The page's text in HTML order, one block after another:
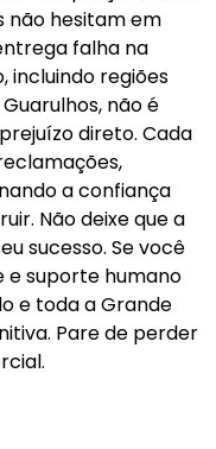
não hesitam em
falha na
incluindo regiões
não é
direto. Cada
a confiança
Não deixe que a
sucesso. Se você
e suporte humano
e toda a Grande
Pare de perder